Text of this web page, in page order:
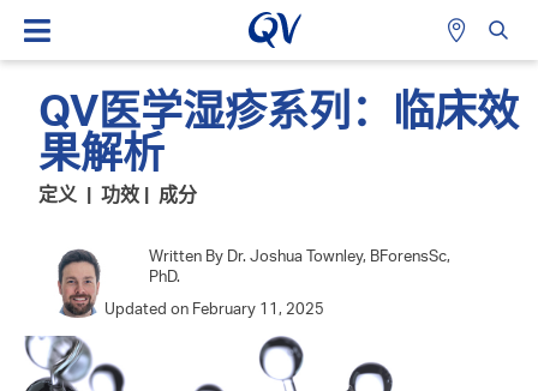
QV医学湿疹系列：临床效
果解析
定义 | 功效 | 成分
Written By Dr. Joshua Townley, BForensSc,
PhD.
Updated on February 11, 2025